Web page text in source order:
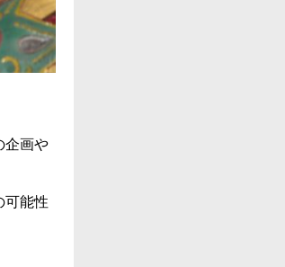
企画や
可能性